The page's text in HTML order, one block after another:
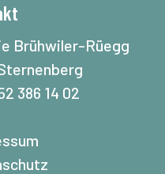
Brühwiler-Rüegg
386 14 02